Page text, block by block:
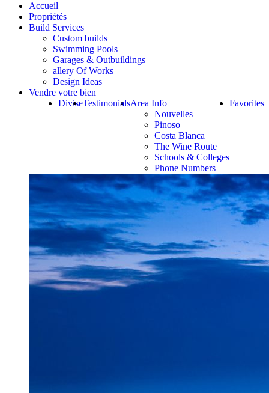
Accueil
Propriétés
Build Services
Custom builds
Swimming Pools
Garages & Outbuildings
allery Of Works
Design Ideas
Vendre votre bien
Favorites
Area Info
Nouvelles
Pinoso
Costa Blanca
The Wine Route
Schools & Colleges
Phone Numbers
Testimonials
Divise